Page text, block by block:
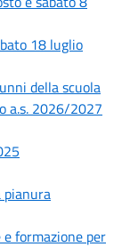
18 luglio
della scuola
a.s. 2026/2027
pianura
formazione per